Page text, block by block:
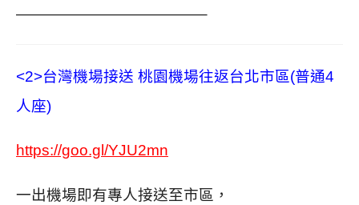
————————————–
<2>台灣機場接送 桃園機場往返台北市區(普通4
人座)
https://goo.gl/YJU2mn
一出機場即有專人接送至市區，